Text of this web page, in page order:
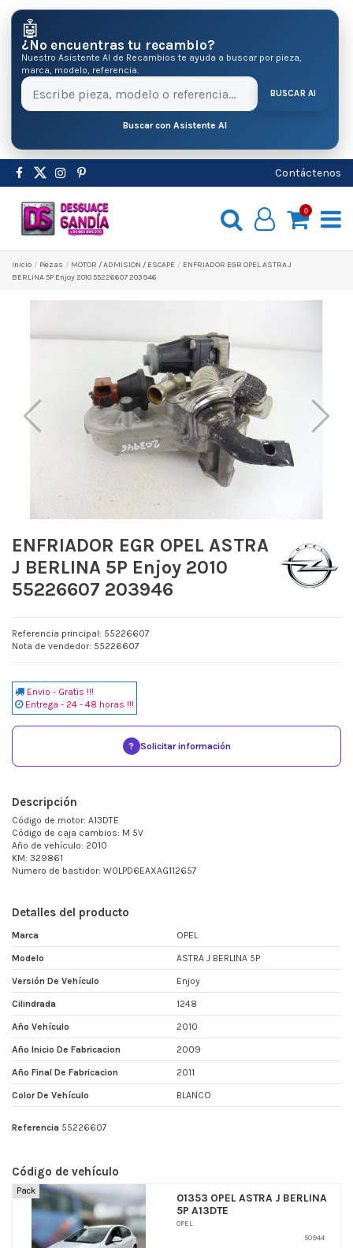
🤖
¿No encuentras tu recambio?
Nuestro Asistente AI de Recambios te ayuda a buscar por pieza,
marca, modelo, referencia.
BUSCAR AI
Buscar con Asistente AI
Contáctenos
0
Inicio Pіezas MOTOR / ADMISION / ESCAPE
ENFRIADOR EGR OPEL ASTRA J
BERLINA 5P Enjoy 2010 55226607 203946
ENFRIADOR EGR OPEL ASTRA
J BERLINA 5P Enjoy 2010
55226607 203946
Referencia principal: 55226607
Nota de vendedor: 55226607
Envio - Gratis !!!
Entrega - 24 - 48 horas !!!
? Solicitar información
Descripción
Código de motor: A13DTE
Código de caja cambios: M 5V
Año de vehículo: 2010
KM: 329861
Numero de bastidor: W0LPD6EAXAG112657
Detalles del producto
Marca OPEL
Modelo ASTRA J BERLINA 5P
Versión De Vehículo Enjoy
Cilindrada 1248
Año Vehículo 2010
Año Inicio De Fabricacion 2009
Año Final De Fabricacion 2011
Color De Vehículo BLANCO
Referencia 55226607
Código de vehículo
Pack
01353 OPEL ASTRA J BERLINA
5P A13DTE
OPEL
50944